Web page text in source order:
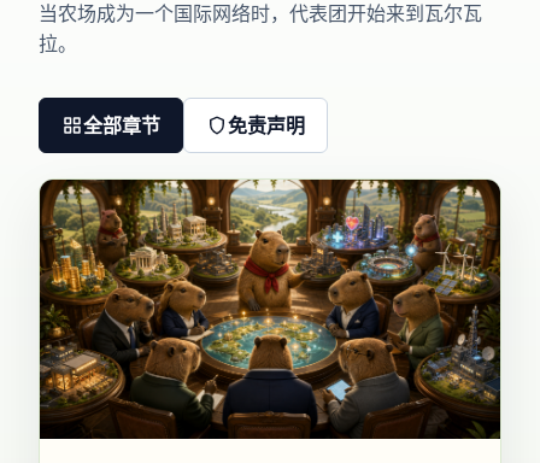
当农场成为一个国际网络时，代表团开始来到瓦尔瓦
拉。
全部章节 免责声明